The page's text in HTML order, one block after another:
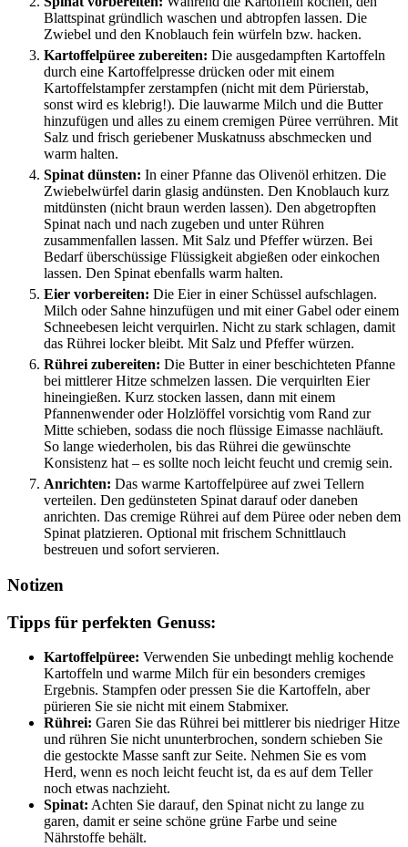
Blattspinat gründlich waschen und abtropfen lassen. Die
Zwiebel und den Knoblauch fein würfeln bzw. hacken.
Kartoffelpüree zubereiten: Die ausgedampften Kartoffeln
durch eine Kartoffelpresse drücken oder mit einem
Kartoffelstampfer zerstampfen (nicht mit dem Pürierstab,
sonst wird es klebrig!). Die lauwarme Milch und die Butter
hinzufügen und alles zu einem cremigen Püree verrühren. Mit
Salz und frisch geriebener Muskatnuss abschmecken und
warm halten.
Spinat dünsten: In einer Pfanne das Olivenöl erhitzen. Die
Zwiebelwürfel darin glasig andünsten. Den Knoblauch kurz
mitdünsten (nicht braun werden lassen). Den abgetropften
Spinat nach und nach zugeben und unter Rühren
zusammenfallen lassen. Mit Salz und Pfeffer würzen. Bei
Bedarf überschüssige Flüssigkeit abgießen oder einkochen
lassen. Den Spinat ebenfalls warm halten.
Eier vorbereiten: Die Eier in einer Schüssel aufschlagen.
Milch oder Sahne hinzufügen und mit einer Gabel oder einem
Schneebesen leicht verquirlen. Nicht zu stark schlagen, damit
das Rührei locker bleibt. Mit Salz und Pfeffer würzen.
Rührei zubereiten: Die Butter in einer beschichteten Pfanne
bei mittlerer Hitze schmelzen lassen. Die verquirlten Eier
hineingießen. Kurz stocken lassen, dann mit einem
Pfannenwender oder Holzlöffel vorsichtig vom Rand zur
Mitte schieben, sodass die noch flüssige Eimasse nachläuft.
So lange wiederholen, bis das Rührei die gewünschte
Konsistenz hat – es sollte noch leicht feucht und cremig sein.
Anrichten: Das warme Kartoffelpüree auf zwei Tellern
verteilen. Den gedünsteten Spinat darauf oder daneben
anrichten. Das cremige Rührei auf dem Püree oder neben dem
Spinat platzieren. Optional mit frischem Schnittlauch
bestreuen und sofort servieren.
Notizen
Tipps für perfekten Genuss:
Kartoffelpüree: Verwenden Sie unbedingt mehlig kochende
Kartoffeln und warme Milch für ein besonders cremiges
Ergebnis. Stampfen oder pressen Sie die Kartoffeln, aber
pürieren Sie sie nicht mit einem Stabmixer.
Rührei: Garen Sie das Rührei bei mittlerer bis niedriger Hitze
und rühren Sie nicht ununterbrochen, sondern schieben Sie
die gestockte Masse sanft zur Seite. Nehmen Sie es vom
Herd, wenn es noch leicht feucht ist, da es auf dem Teller
noch etwas nachzieht.
Spinat: Achten Sie darauf, den Spinat nicht zu lange zu
garen, damit er seine schöne grüne Farbe und seine
Nährstoffe behält.